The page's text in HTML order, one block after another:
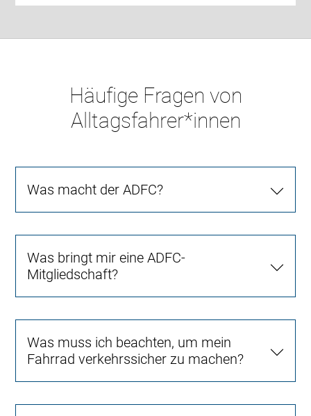
Häufige Fragen von
Alltagsfahrer*innen
Was macht der ADFC?
Was bringt mir eine ADFC-
Mitgliedschaft?
Was muss ich beachten, um mein
Fahrrad verkehrssicher zu machen?